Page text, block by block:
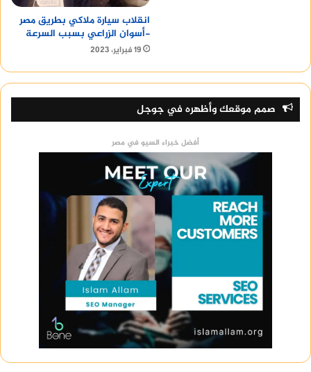
انقلاب سيارة ملاكي بطريق مصر
-أسوان الزراعي بسبب السرعة
19 فبراير، 2023
صمم موقعك وأظهره في جوجل
أفضل خبراء السيو في مصر